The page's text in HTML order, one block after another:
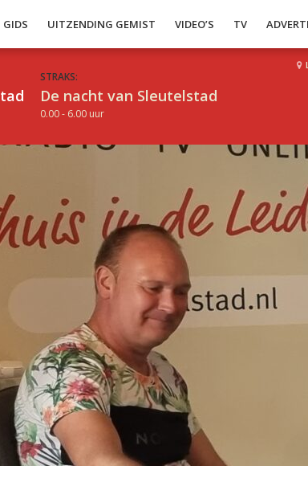
GIDS UITZENDING GEMIST VIDEO’S TV
STRAKS:
De nacht van Sleutelstad
0.00 - 6.00 uur